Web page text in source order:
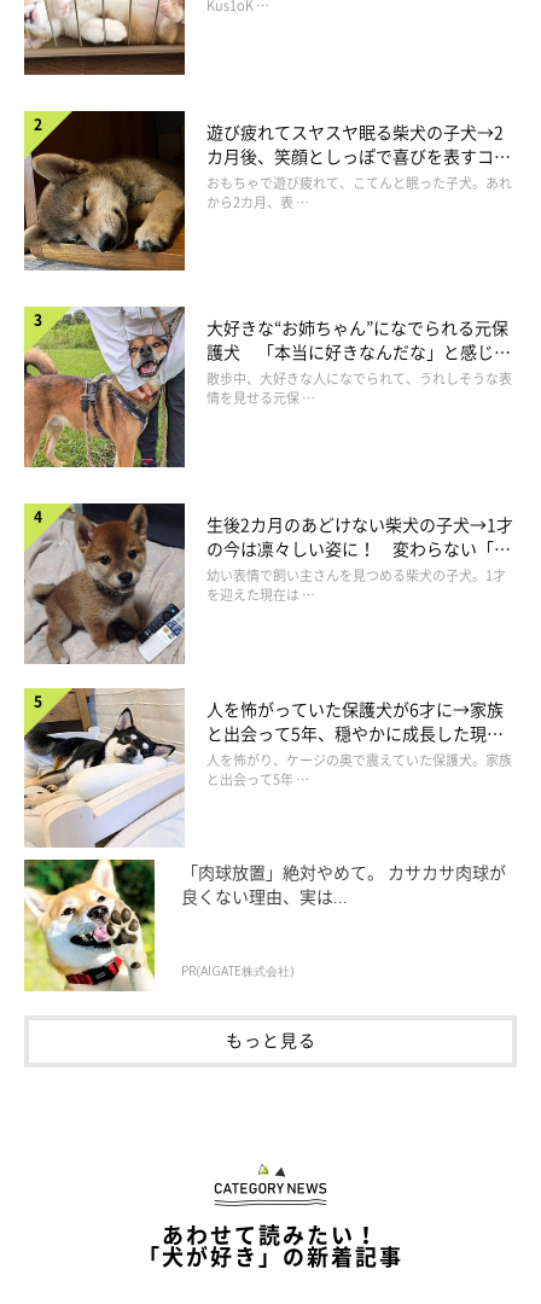
犬のプライドが傷つく原因3つ
いぬのきもち投稿写真ギャラリー
——犬のプライドを傷つけてしまう可能性のある原因について、
具体的に教えてください。
獣医師：
「先述の同居犬などとの関係性のなかで傷ついたり、飼い主さん
の行為によって傷ついてしまうこともあるでしょう。たとえば…
自分が信じたことをやったのに飼い主さんに怒られた、褒
めてもらえなかった。
自分が同居犬にお手本を示したのに、ケンカになり負け
などです。プライドが傷つけられると、犬は悲しい顔をしたり、
長！
Kus1oK …
遊び疲れてスヤスヤ眠る柴犬の子犬→2
カ月後、笑顔としっぽで喜びを表すコに
成長！
おもちゃで遊び疲れて、こてんと眠った子犬。あれ
から2カ月、表 …
大好きな“お姉ちゃん”になでられる元保
護犬 「本当に好きなんだな」と感じる
表情にほっこり
散歩中、大好きな人になでられて、うれしそうな表
情を見せる元保 …
生後2カ月のあどけない柴犬の子犬→1才
の今は凛々しい姿に！ 変わらない「く
りくりおめめ」にもほっこり
幼い表情で飼い主さんを見つめる柴犬の子犬。1才
を迎えた現在は …
人を怖がっていた保護犬が6才に→家族
と出会って5年、穏やかに成長した現在
の姿にグッとくる
人を怖がり、ケージの奥で震えていた保護犬。家族
と出会って5年 …
「肉球放置」絶対やめて。 カサカサ肉球が
良くない理由、実は...
PR(AIGATE株式会社)
もっと見る
あわせて読みたい！
「犬が好き」の新着記事